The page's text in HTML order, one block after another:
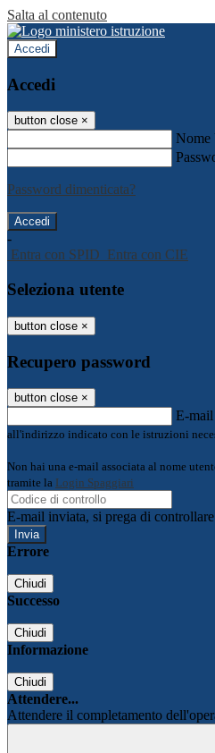
Salta al contenuto
Accedi
Accedi
button close ×
Nome
Password dimenticata?
-
Entra con SPID Entra con CIE
Seleziona utente
button close ×
Recupero password
button close ×
E-mail
all'indirizzo indicato con le istruzioni
Non hai una e-mail associata al nome
tramite la Login Spaggiari
E-mail inviata, si prega di
Errore
Chiudi
Successo
Chiudi
Informazione
Chiudi
Attendere...
Attendere il completamento